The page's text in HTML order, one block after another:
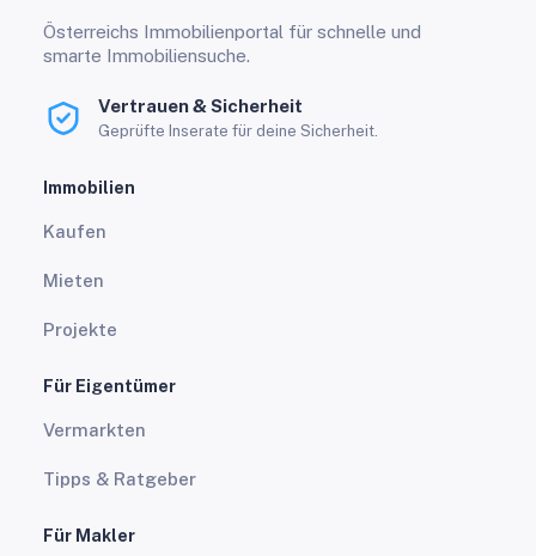
Österreichs Immobilienportal für schnelle und
smarte Immobiliensuche.
Vertrauen & Sicherheit
Geprüfte Inserate für deine Sicherheit.
Immobilien
Kaufen
Mieten
Projekte
Für Eigentümer
Vermarkten
Tipps & Ratgeber
Für Makler